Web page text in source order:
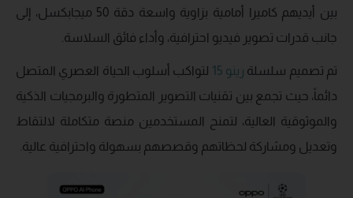
بين أيديهم كاميرا أمامية بزاوية واسعة دقة 50 ميجابكسل، إلى
جانب قدرات تصوير فيديو احترافية، وأداء فائق السلاسة.
تم تصميم سلسلة رينو 15
لتواكب أسلوب الحياة العصري المتصل
دائماً، حيث تجمع بين تقنيات التصوير المتطورة والبرمجيات الذكية
والموثوقية العالية، لتمنح المستخدمين منصة متكاملة لالتقاط
وتعديل ومشاركة لحظاتهم وقصصهم بسهولة واحترافية عالية.